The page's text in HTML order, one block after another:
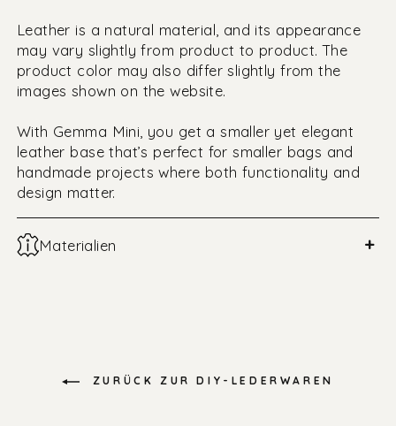
Leather is a natural material, and its appearance
may vary slightly from product to product. The
product color may also differ slightly from the
images shown on the website.
With Gemma Mini, you get a smaller yet elegant
leather base that’s perfect for smaller bags and
handmade projects where both functionality and
design matter.
Materialien +
ZURÜCK ZUR DIY-LEDERWAREN